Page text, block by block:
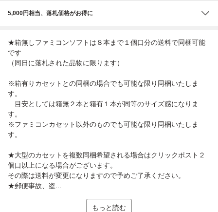
5,000円相当、落札価格がお得に
★箱無しファミコンソフトは８本まで１個口分の送料で同梱可能
です
（同日に落札された品物に限ります）
※箱有りカセットとの同梱の場合でも可能な限り同梱いたしま
す。
目安としては箱無２本と箱有１本が同等のサイズ感になりま
す。
※ファミコンカセット以外のものでも可能な限り同梱いたしま
す。
★大型のカセットを複数同梱希望される場合はクリックポスト２
個口以上になる場合がございます。
その際は送料が変更になりますので予めご了承ください。
★郵便事故、盗...
もっと読む